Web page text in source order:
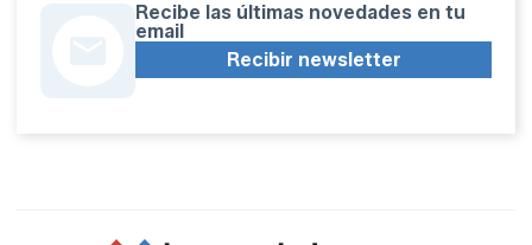
Recibe las últimas novedades en tu
email
Recibir newsletter